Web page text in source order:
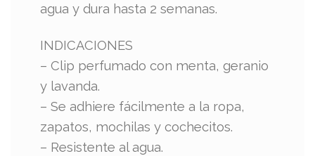
agua y dura hasta 2 semanas.
INDICACIONES
– Clip perfumado con menta, geranio
y lavanda.
– Se adhiere fácilmente a la ropa,
zapatos, mochilas y cochecitos.
– Resistente al agua.